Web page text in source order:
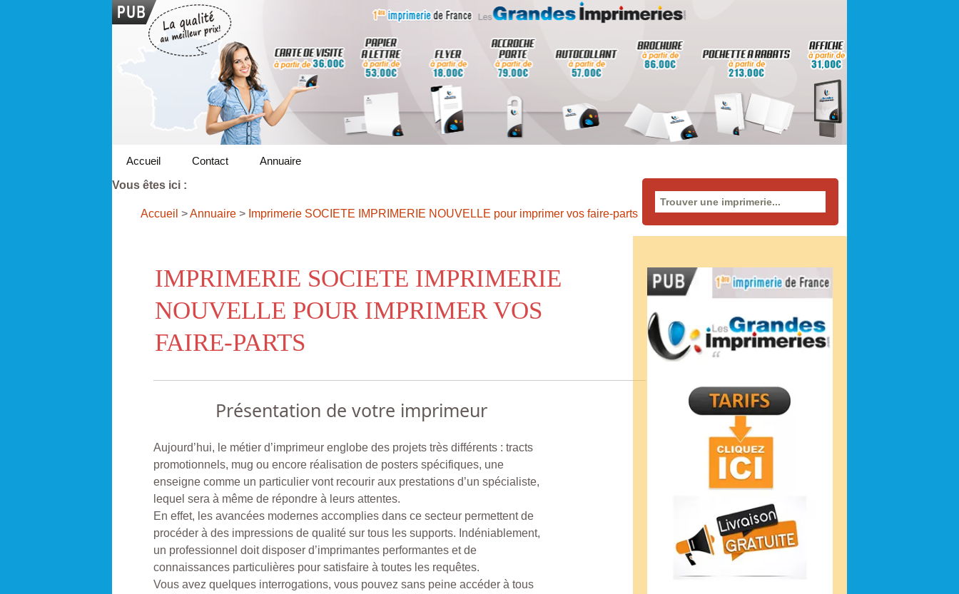
Accueil Contact
Annuaire
Vous êtes ici :
Accueil >Annuaire > Imprimerie SOCIETE IMPRIMERIE NOUVELLE pour imprimer vos faire-parts
IMPRIMERIE SOCIETE IMPRIMERIE
NOUVELLE POUR IMPRIMER VOS
FAIRE-PARTS
Présentation de votre imprimeur
Aujourd’hui, le métier d’imprimeur englobe des projets très différents : tracts
promotionnels, mug ou encore réalisation de posters spécifiques, une
enseigne comme un particulier vont recourir aux prestations d’un spécialiste,
lequel sera à même de répondre à leurs attentes.
En effet, les avancées modernes accomplies dans ce secteur permettent de
procéder à des impressions de qualité sur tous les supports. Indéniablement,
un professionnel doit disposer d’imprimantes performantes et de
connaissances particulières pour satisfaire à toutes les requêtes.
Vous avez quelques interrogations, vous pouvez sans peine accéder à tous
Rechercher